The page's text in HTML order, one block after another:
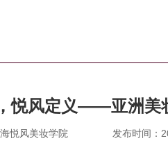
悦风定义——亚洲美
悦风美妆学院 发布时间：